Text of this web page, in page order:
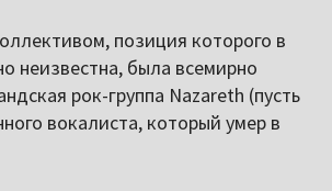
позиция которого в
неизвестна, была всемирно
рок-группа Nazareth (пусть
вокалиста, который умер в